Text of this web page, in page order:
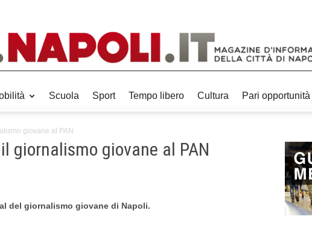
Scuola Sport Tempo libero Cultura Pari opportunità
giovane al PAN
giornalismo giovane al PAN
del giornalismo giovane di Napoli.